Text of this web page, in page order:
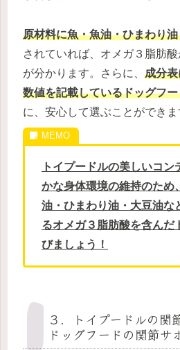
原材料に魚・魚油・ひまわり
されていれば、オメガ３脂肪
が分かります。さらに、 成分
数値を記載しているドッグフー
に、安心して選ぶことができま
トイプードルの美しいコ
かな身体環境の維持のため
油・ひまわり油・大豆油な
るオメガ３脂肪酸を含んだ
びましょう！
３．トイプードルの関
ドッグフードの関節サ